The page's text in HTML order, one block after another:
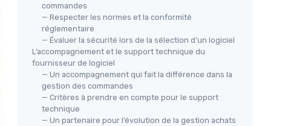
commandes
— Respecter les normes et la conformité
réglementaire
— Évaluer la sécurité lors de la sélection d’un logiciel
L’accompagnement et le support technique du
fournisseur de logiciel
— Un accompagnement qui fait la différence dans la
gestion des commandes
— Critères à prendre en compte pour le support
technique
— Un partenaire pour l’évolution de la gestion achats